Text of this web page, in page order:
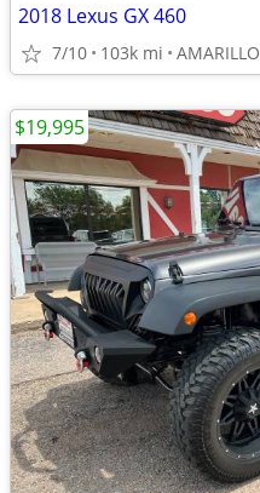
2018 Lexus GX 460
7/10 103k mi AMARILLO
$19,995